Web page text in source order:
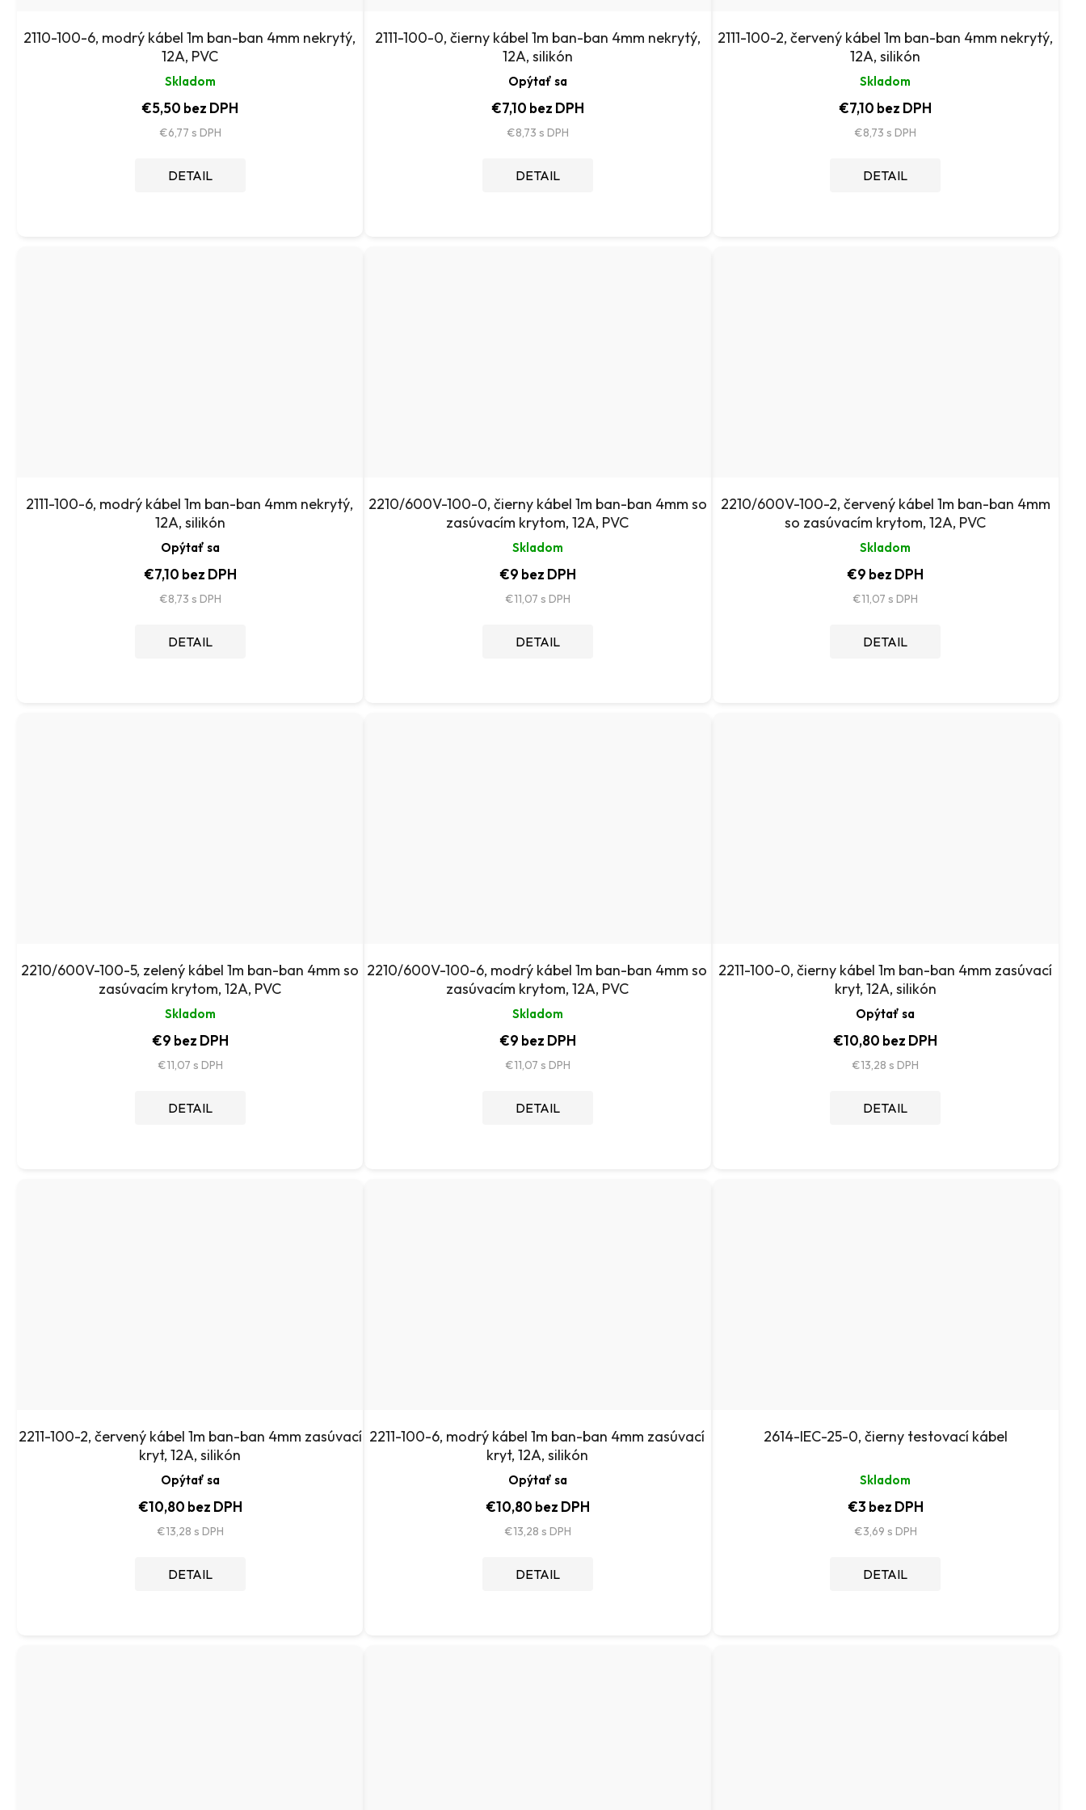
2110-100-6, modrý kábel 1m ban-ban 4mm nekrytý,
12A, PVC
Skladom
€5,50 bez DPH
€6,77
DETAIL
2111-100-0, čierny kábel 1m ban-ban 4mm nekrytý,
12A, silikón
Opýtať sa
€7,10 bez DPH
€8,73
DETAIL
2111-100-2, červený kábel 1m ban-ban 4mm nekrytý,
12A, silikón
Skladom
€7,10 bez DPH
€8,73
DETAIL
2111-100-6, modrý kábel 1m ban-ban 4mm nekrytý,
12A, silikón
Opýtať sa
€7,10 bez DPH
€8,73
DETAIL
2210/600V-100-0, čierny kábel 1m ban-ban 4mm so
zasúvacím krytom, 12A, PVC
Skladom
€9 bez DPH
€11,07
DETAIL
2210/600V-100-2, červený kábel 1m ban-ban 4mm
so zasúvacím krytom, 12A, PVC
Skladom
€9 bez DPH
€11,07
DETAIL
2210/600V-100-5, zelený kábel 1m ban-ban 4mm so
zasúvacím krytom, 12A, PVC
Skladom
€9 bez DPH
€11,07
DETAIL
2210/600V-100-6, modrý kábel 1m ban-ban 4mm so
zasúvacím krytom, 12A, PVC
Skladom
€9 bez DPH
€11,07
DETAIL
2211-100-0, čierny kábel 1m ban-ban 4mm zasúvací
kryt, 12A, silikón
Opýtať sa
€10,80 bez DPH
€13,28
DETAIL
2211-100-2, červený kábel 1m ban-ban 4mm zasúvací
kryt, 12A, silikón
Opýtať sa
€10,80 bez DPH
€13,28
DETAIL
2211-100-6, modrý kábel 1m ban-ban 4mm zasúvací
kryt, 12A, silikón
Opýtať sa
€10,80 bez DPH
€13,28
DETAIL
2614-IEC-25-0, čierny testovací kábel
Skladom
€3 bez DPH
€3,69
DETAIL